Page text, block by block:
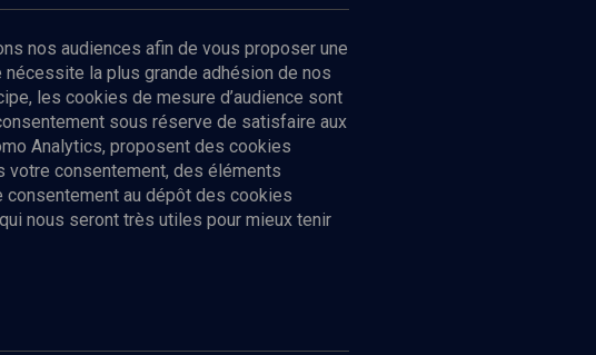
des données
nos audiences afin de vous proposer une
la plus grande adhésion de nos
les cookies de mesure d’audience sont
sous réserve de satisfaire aux
Analytics, proposent des cookies
votre consentement, des éléments
au dépôt des cookies
nous seront très utiles pour mieux tenir